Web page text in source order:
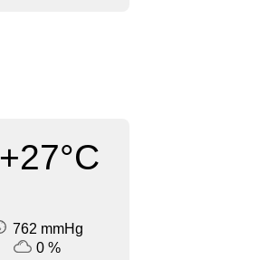
+27°C
762 mmHg
0 %